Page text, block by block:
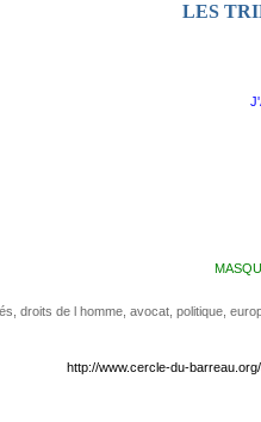
LES
droits de l homme avocat politique
http://www.cercle-du-